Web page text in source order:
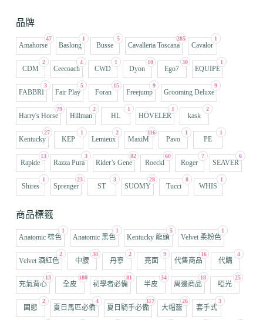
品牌
47
Amahorse
1
Baslong
5
Busse
285
Cavalleria Toscana
1
Cavalor
2
CDM
4
Ceecoach
1
CWD
10
Dyon
30
Ego7
1
EQUIPE
3
FABBRI
5
Fair Play
15
Foran
9
Freejump
9
Grooming Deluxe
79
Harry's Horse
2
Hillman
1
HL
1
HÖVELER
2
kask
27
Kentucky
1
KEP
2
Lemieux
116
MaxiM
1
Pavo
1
PE
13
Rapide
3
Razza Pura
82
Rider’s Gene
60
Roeckl
7
Roger
6
SEAVER
1
Shires
23
Sprenger
3
ST
28
SUOMY
8
Tucci
1
WHIS
商品標籤
1
Anatomic 棕色
1
Anatomic 黑色
5
Kentucky 龍頭
1
Velvet 柔粉色
2
Velvet 酒紅色
38
中腰
2
丹寧
9
亮面
16
代售商品
4
代購
13
充氣背心
100
全皮
81
初學者必備
34
半皮
18
周邊商品
25
啞光
2
固態
4
夏日馬匹必備
117
夏日騎手必備
26
大帽簷
3
套手式